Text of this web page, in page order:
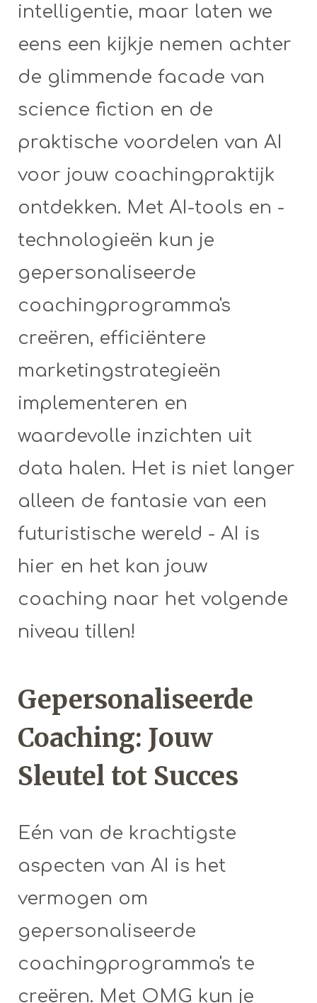
intelligentie, maar laten we
eens een kijkje nemen achter
de glimmende facade van
science fiction en de
praktische voordelen van AI
voor jouw coachingpraktijk
ontdekken. Met AI-tools en -
technologieën kun je
gepersonaliseerde
coachingprogramma's
creëren, efficiëntere
marketingstrategieën
implementeren en
waardevolle inzichten uit
data halen. Het is niet langer
alleen de fantasie van een
futuristische wereld - AI is
hier en het kan jouw
coaching naar het volgende
niveau tillen!
Gepersonaliseerde
Coaching: Jouw
Sleutel tot Succes
Eén van de krachtigste
aspecten van AI is het
vermogen om
gepersonaliseerde
coachingprogramma's te
creëren. Met OMG kun je